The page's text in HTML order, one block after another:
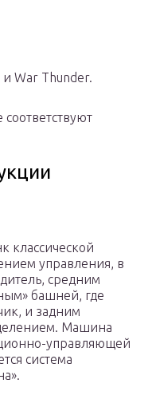
War Thunder.
классической
управления, в
средним
башней, где
и задним
Машина
управляющей
система